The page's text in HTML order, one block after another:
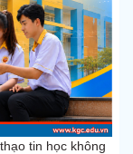
tin học không